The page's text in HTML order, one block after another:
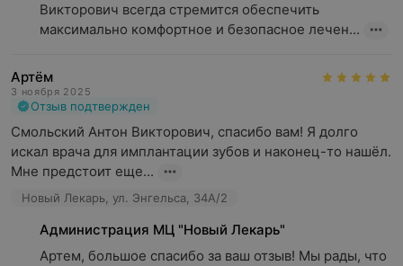
Викторович всегда стремится обеспечить
максимально комфортное и безопасное лечен...
Артём
3 ноября 2025
Отзыв подтвержден
Смольский Антон Викторович, спасибо вам! Я долго
искал врача для имплантации зубов и наконец-то нашёл.
Мне предстоит еще...
Новый Лекарь, ул. Энгельса, 34А/2
Администрация МЦ "Новый Лекарь"
Артем, большое спасибо за ваш отзыв! Мы рады, что